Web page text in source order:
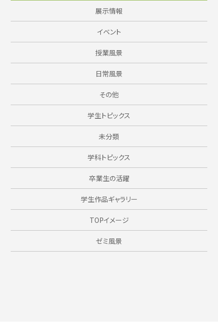
展示情報
イベント
授業風景
日常風景
その他
学生トピックス
未分類
学科トピックス
卒業生の活躍
学生作品ギャラリー
TOPイメージ
ゼミ風景